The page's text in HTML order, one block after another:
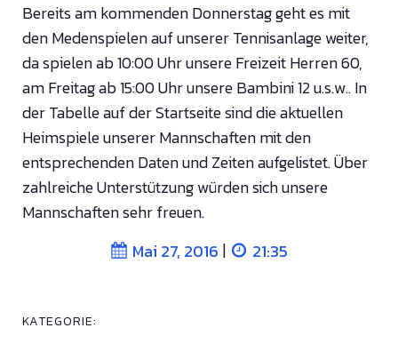
Bereits am kommenden Donnerstag geht es mit
den Medenspielen auf unserer Tennisanlage weiter,
da spielen ab 10:00 Uhr unsere Freizeit Herren 60,
am Freitag ab 15:00 Uhr unsere Bambini 12 u.s.w.. In
der Tabelle auf der Startseite sind die aktuellen
Heimspiele unserer Mannschaften mit den
entsprechenden Daten und Zeiten aufgelistet. Über
zahlreiche Unterstützung würden sich unsere
Mannschaften sehr freuen.
Mai 27, 2016 | 21:35
KATEGORIE: